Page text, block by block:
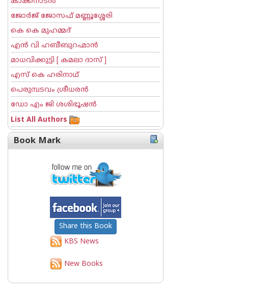
ജോര്‍ജ് ജോസഫ് മണ്ണൂശ്ശേരി
കെ കെ മുഹമ്മദ്
എന്‍ വി ഹബീബുറഹ്മാന്‍
മാധവിക്കുട്ടി [ കമലാ ദാസ് ]
എസ് കെ ഹരിനാഥ്
പെരുമ്പടവം ശ്രീധര‌ന്‍
ഡോ എം ജി ശശിഭൂഷന്‍
List All Authors
Book Mark
Share this Book
KBS News
New Books